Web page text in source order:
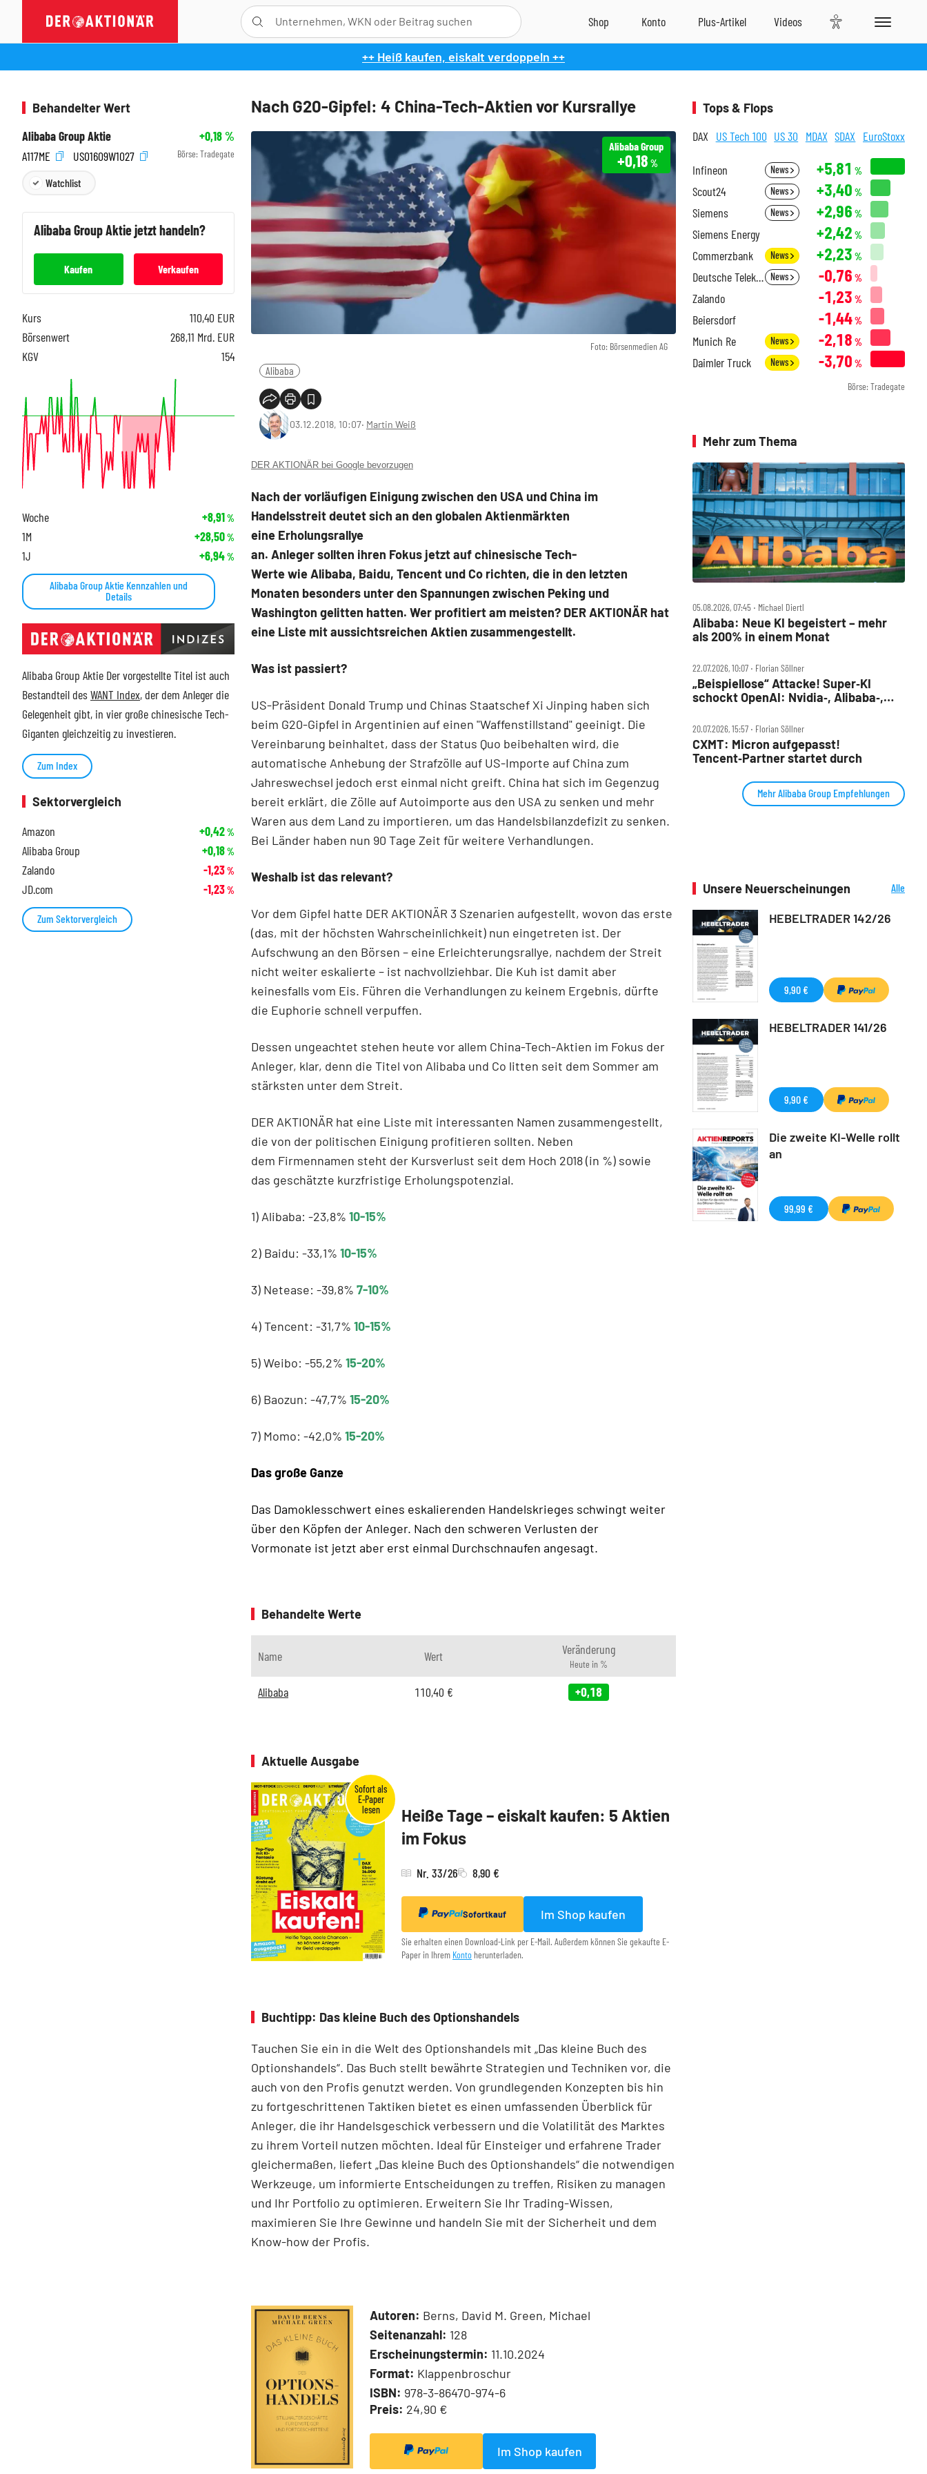
++ Heiß kaufen, eiskalt verdoppeln ++
Nach G20-Gipfel: 4 China-Tech-Aktien vor Kursrallye
Foto: Börsenmedien AG
Alibaba Group
+0,18 %
Alibaba
03.12.2018, 10:07‧ Martin Weiß
DER AKTIONÄR bei Google bevorzugen
Nach der vorläufigen Einigung zwischen den USA und China im
Handelsstreit deutet sich an den globalen Aktienmärkten
eine Erholungsrallye
an. Anleger sollten ihren Fokus jetzt auf chinesische Tech-
Werte wie Alibaba, Baidu, Tencent und Co richten, die in den letzten
Monaten besonders unter den Spannungen zwischen Peking und
Washington gelitten hatten. Wer profitiert am meisten? DER AKTIONÄR hat
eine Liste mit aussichtsreichen Aktien zusammengestellt.
Was ist passiert?
US-Präsident Donald Trump und Chinas Staatschef Xi Jinping haben sich
beim G20-Gipfel in Argentinien auf einen "Waffenstillstand" geeinigt. Die
Vereinbarung beinhaltet, dass der Status Quo beibehalten wird, die
automatische Anhebung der Strafzölle auf US-Importe auf China zum
Jahreswechsel jedoch erst einmal nicht greift. China hat sich im Gegenzug
bereit erklärt, die Zölle auf Autoimporte aus den USA zu senken und mehr
Waren aus dem Land zu importieren, um das Handelsbilanzdefizit zu senken.
Bei Länder haben nun 90 Tage Zeit für weitere Verhandlungen.
Weshalb ist das relevant?
Vor dem Gipfel hatte DER AKTIONÄR 3 Szenarien aufgestellt, wovon das erste
(das, mit der höchsten Wahrscheinlichkeit) nun eingetreten ist. Der
Aufschwung an den Börsen – eine Erleichterungsrallye, nachdem der Streit
nicht weiter eskalierte – ist nachvollziehbar. Die Kuh ist damit aber
keinesfalls vom Eis. Führen die Verhandlungen zu keinem Ergebnis, dürfte
die Euphorie schnell verpuffen.
Dessen ungeachtet stehen heute vor allem China-Tech-Aktien im Fokus der
Anleger, klar, denn die Titel von Alibaba und Co litten seit dem Sommer am
stärksten unter dem Streit.
DER AKTIONÄR hat eine Liste mit interessanten Namen zusammengestellt,
die von der politischen Einigung profitieren sollten. Neben
dem Firmennamen steht der Kursverlust seit dem Hoch 2018 (in %) sowie
das geschätzte kurzfristige Erholungspotenzial.
1) Alibaba: -23,8% 10-15%
2) Baidu: -33,1% 10-15%
3) Netease: -39,8% 7-10%
4) Tencent: -31,7% 10-15%
5) Weibo: -55,2% 15-20%
6) Baozun: -47,7% 15-20%
7) Momo: -42,0% 15-20%
Das große Ganze
Das Damoklesschwert eines eskalierenden Handelskrieges schwingt weiter
über den Köpfen der Anleger. Nach den schweren Verlusten der
Vormonate ist jetzt aber erst einmal Durchschnaufen angesagt.
Behandelte Werte
Name Wert Veränderung
Heute in %
Alibaba 110,40 € +0,18
Aktuelle Ausgabe
Heiße Tage – eiskalt kaufen: 5 Aktien
im Fokus
Nr. 33/26 8,90 €
Sofortkauf Im Shop kaufen
Sie erhalten einen Download-Link per E-Mail. Außerdem können Sie gekaufte E-
Paper in Ihrem Konto herunterladen.
Buchtipp: Das kleine Buch des Optionshandels
Tauchen Sie ein in die Welt des Optionshandels mit „Das kleine Buch des
Optionshandels“. Das Buch stellt bewährte Strategien und Techniken vor, die
auch von den Profis genutzt werden. Von grundlegenden Konzepten bis hin
zu fortgeschrittenen Taktiken bietet es einen umfassenden Überblick für
Anleger, die ihr Handelsgeschick verbessern und die Volatilität des Marktes
zu ihrem Vorteil nutzen möchten. Ideal für Einsteiger und erfahrene Trader
gleichermaßen, liefert „Das kleine Buch des Optionshandels“ die notwendigen
Werkzeuge, um informierte Entscheidungen zu treffen, Risiken zu managen
und Ihr Portfolio zu optimieren. Erweitern Sie Ihr Trading-Wissen,
maximieren Sie Ihre Gewinne und handeln Sie mit der Sicherheit und dem
Know-how der Profis.
Autoren: Berns, David M. Green, Michael
Seitenanzahl: 128
Erscheinungstermin: 11.10.2024
Format: Klappenbroschur
ISBN: 978-3-86470-974-6
Preis: 24,90 €
Im Shop kaufen
Behandelter Wert
Alibaba Group Aktie
+0,18%
A117ME
US01609W1027 Börse: Tradegate
Watchlist
Alibaba GroupAktie jetzt handeln?
Kaufen Verkaufen
Kurs 110,40 EUR
Börsenwert
268,11 Mrd. EUR
KGV
154
Woche +8,91%
1M +28,50%
1J +6,94%
Alibaba Group Aktie Kennzahlen und
Details
Alibaba Group Aktie Der vorgestellte Titel ist auch
Bestandteil desWANT Index, der dem Anleger die
Gelegenheit gibt, in vier große chinesische Tech-
Giganten gleichzeitig zu investieren.
Zum Index
Sektorvergleich
Amazon
+0,42%
Alibaba Group +0,18%
Zalando -1,23%
JD.com -1,23%
Zum Sektorvergleich
Tops & Flops
DAX US Tech 100 US 30 MDAX SDAX EuroStoxx
Infineon News +5,81 %
Scout24 News +3,40 %
Siemens News +2,96 %
Siemens Energy +2,42 %
Commerzbank News +2,23 %
Deutsche Telekom News -0,76 %
Zalando -1,23 %
Beiersdorf -1,44%
Munich Re News -2,18 %
Daimler Truck News -3,70 %
Börse: Tradegate
Mehr zum Thema
05.08.2026, 07:45 ‧ Michael Diertl
Alibaba: Neue KI begeistert – mehr
als 200% in einem Monat
22.07.2026, 10:07 ‧ Florian Söllner
„Beispiellose“ Attacke! Super‑KI
schockt OpenAI: Nvidia‑, Alibaba‑,
20.07.2026, 15:57 ‧ Florian Söllner
CXMT: Micron aufgepasst!
Tencent‑Partner startet durch
Mehr Alibaba Group Empfehlungen
Unsere Neuerscheinungen
Alle
HEBELTRADER 142/26
9,90 €
HEBELTRADER 141/26
9,90 €
Die zweite KI-Welle rollt
an
99,99 €